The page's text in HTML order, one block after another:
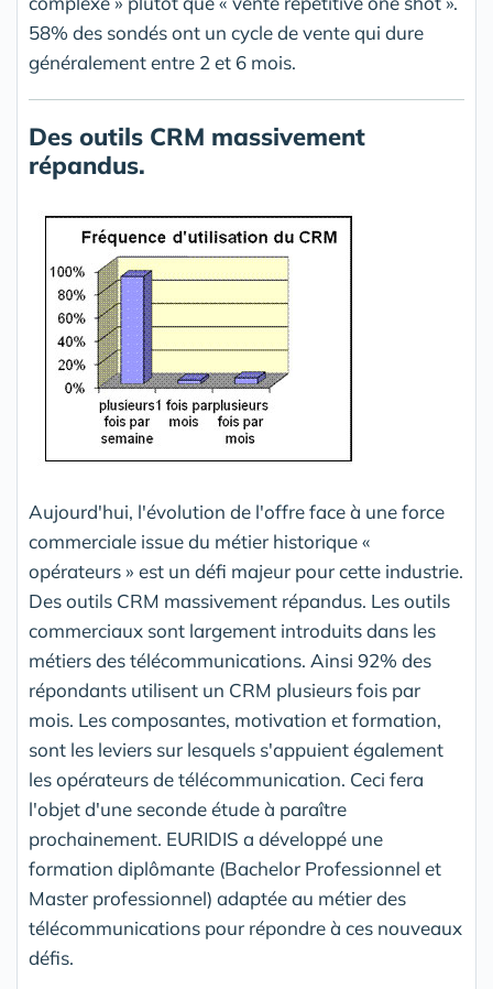
58% des sondés ont un cycle de vente qui dure
généralement entre 2 et 6 mois.
Des outils CRM massivement
répandus.
Aujourd'hui, l'évolution de l'offre face à une force
commerciale issue du métier historique «
opérateurs » est un défi majeur pour cette industrie.
Des outils CRM massivement répandus. Les outils
commerciaux sont largement introduits dans les
métiers des télécommunications. Ainsi 92% des
répondants utilisent un CRM plusieurs fois par
mois. Les composantes, motivation et formation,
sont les leviers sur lesquels s'appuient également
les opérateurs de télécommunication. Ceci fera
l'objet d'une seconde étude à paraître
prochainement. EURIDIS a développé une
formation diplômante (Bachelor Professionnel et
Master professionnel) adaptée au métier des
télécommunications pour répondre à ces nouveaux
défis.